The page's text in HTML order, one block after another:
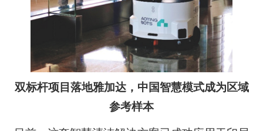
双标杆项目落地雅加达，中国智慧模式成为区域
参考样本